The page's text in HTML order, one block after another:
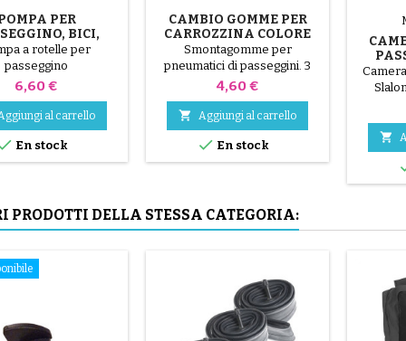
PER
BICI,
SCOOTER
a rotelle per
passeggino
Prezzo
6,60 €
al carrello
En stock
CAMBIO GOMME PER
CARROZZINA COLORE
CASUALE 1 CONFEZIONE
DA 3 PEZZI
Smontagomme per
pneumatici di passeggini. 3
parti in plastica di alta qualità,
colori casuali, nero, rosso,
verde, giallo e blu oppure 3
parti in acciaio ( grigio ) Il
montaggio del pneumatico
avviene a mano, senza
Prezzo
4,60 €
 Aggiungi al carrello
 En stock

PRODOTTI DELLA STESSA CATEGORIA: